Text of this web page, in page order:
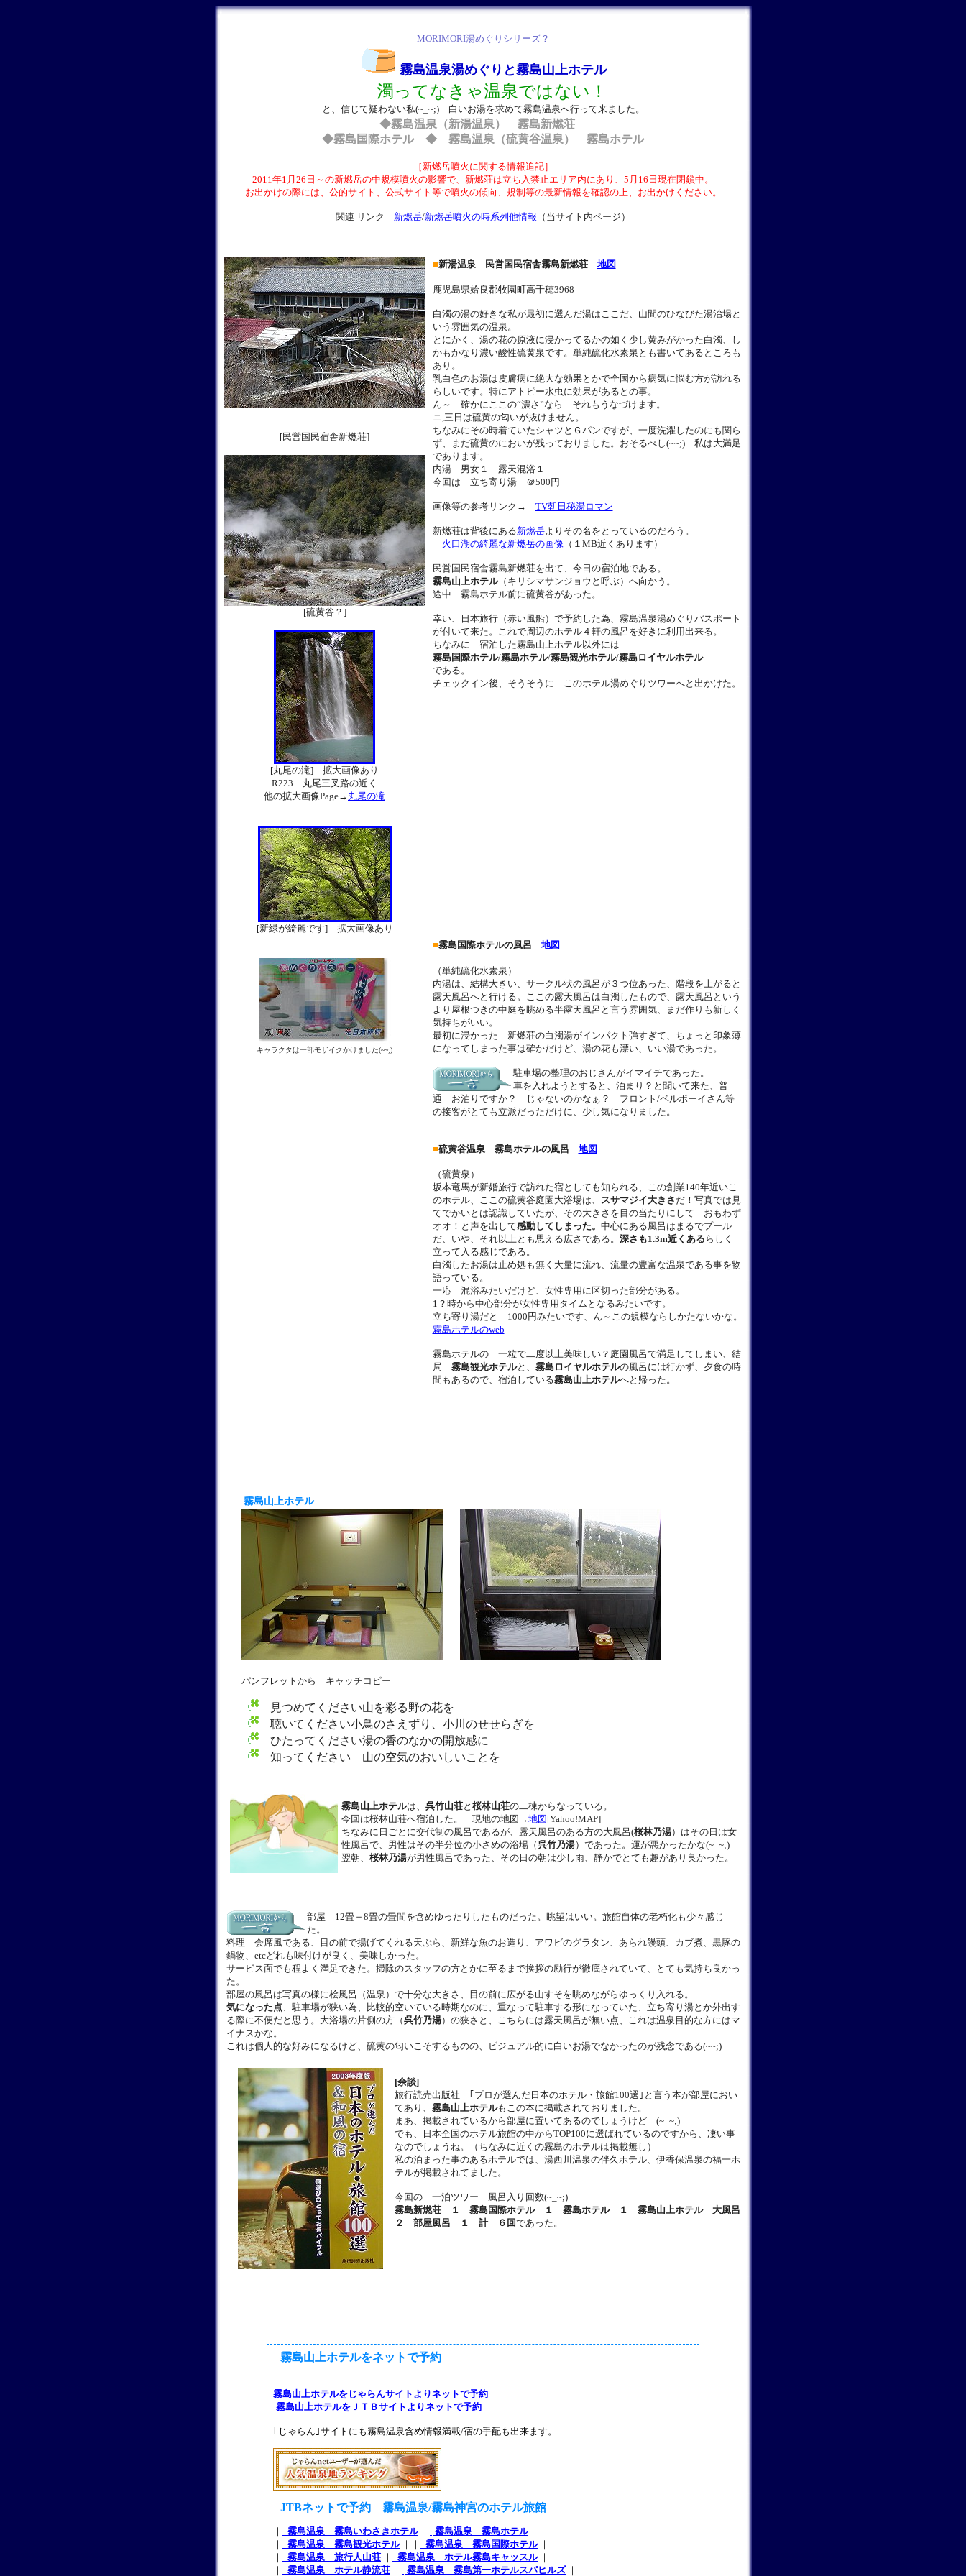
MORIMORI湯めぐりシリーズ？
霧島温泉湯めぐりと霧島山上ホテル
濁ってなきゃ温泉ではない！
と、信じて疑わない私(~_~;) 白いお湯を求めて霧島温泉へ行って来ました。
◆霧島温泉（新湯温泉） 霧島新燃荘
◆霧島国際ホテル ◆ 霧島温泉（硫黄谷温泉） 霧島ホテル
［新燃岳噴火に関する情報追記］
2011年1月26日～の新燃岳の中規模噴火の影響で、新燃荘は立ち入禁止エリア内にあり、5月16日現在閉鎖中。
お出かけの際には、公的サイト、公式サイト等で噴火の傾向、規制等の最新情報を確認の上、お出かけください。
関連 リンク 新燃岳/新燃岳噴火の時系列他情報 （当サイト内ページ）
[民営国民宿舎新燃荘]
[硫黄谷？]
[丸尾の滝] 拡大画像あり
R223 丸尾三叉路の近く
他の拡大画像Page→ 丸尾の滝
[新緑が綺麗です] 拡大画像あり
キャラクタは一部モザイクかけました(~~;)
■新湯温泉 民営国民宿舎霧島新燃荘 地図
鹿児島県姶良郡牧園町高千穂3968
白濁の湯の好きな私が最初に選んだ湯はここだ、山間のひなびた湯治場と
いう雰囲気の温泉。
とにかく、湯の花の原液に浸かってるかの如く少し黄みがかった白濁、し
かもかなり濃い酸性硫黄泉です。単純硫化水素泉とも書いてあるところも
あり。
乳白色のお湯は皮膚病に絶大な効果とかで全国から病気に悩む方が訪れる
らしいです。特にアトピー水虫に効果があるとの事。
ん～ 確かにここの“濃さ”なら それもうなづけます。
ニ,三日は硫黄の匂いが抜けません。
ちなみにその時着ていたシャツとＧパンですが、一度洗濯したのにも関ら
ず、まだ硫黄のにおいが残っておりました。おそるべし(~~;) 私は大満足
であります。
内湯 男女１ 露天混浴１
今回は 立ち寄り湯 ＠500円
画像等の参考リンク→ TV朝日秘湯ロマン
新燃荘は背後にある新燃岳よりその名をとっているのだろう。
火口湖の綺麗な新燃岳の画像（１MB近くあります）
民営国民宿舎霧島新燃荘を出て、今日の宿泊地である。
霧島山上ホテル（キリシマサンジョウと呼ぶ）へ向かう。
途中 霧島ホテル前に硫黄谷があった。
幸い、日本旅行（赤い風船）で予約した為、霧島温泉湯めぐりパスポート
が付いて来た。これで周辺のホテル４軒の風呂を好きに利用出来る。
ちなみに 宿泊した霧島山上ホテル以外には
霧島国際ホテル/霧島ホテル/霧島観光ホテル/霧島ロイヤルホテル
である。
チェックイン後、そうそうに このホテル湯めぐりツワーへと出かけた。
■霧島国際ホテルの風呂 地図
（単純硫化水素泉）
内湯は、結構大きい、サークル状の風呂が３つ位あった、階段を上がると
露天風呂へと行ける。ここの露天風呂は白濁したもので、露天風呂という
より屋根つきの中庭を眺める半露天風呂と言う雰囲気、まだ作りも新しく
気持ちがいい。
最初に浸かった 新燃荘の白濁湯がインパクト強すぎて、ちょっと印象薄
になってしまった事は確かだけど、湯の花も漂い、いい湯であった。
駐車場の整理のおじさんがイマイチであった。
車を入れようとすると、泊まり？と聞いて来た、普
通 お泊りですか？ じゃないのかなぁ？ フロント/ベルボーイさん等
の接客がとても立派だっただけに、少し気になりました。
■硫黄谷温泉 霧島ホテルの風呂 地図
（硫黄泉）
坂本竜馬が新婚旅行で訪れた宿としても知られる、この創業140年近いこ
のホテル、ここの硫黄谷庭園大浴場は、 スサマジイ大きさ だ！写真では見
てでかいとは認識していたが、その大きさを目の当たりにして おもわず
オオ！と声を出して感動してしまった。 中心にある風呂はまるでプール
だ、いや、それ以上とも思える広さである。 深さも1.3m近くある らしく
立って入る感じである。
白濁したお湯は止め処も無く大量に流れ、流量の豊富な温泉である事を物
語っている。
一応 混浴みたいだけど、女性専用に区切った部分がある。
1？時から中心部分が女性専用タイムとなるみたいです。
立ち寄り湯だと 1000円みたいです、ん～この規模ならしかたないかな。
霧島ホテルのweb
霧島ホテルの 一粒で二度以上美味しい？庭園風呂で満足してしまい、結
局 霧島観光ホテルと、 霧島ロイヤルホテルの風呂には行かず、夕食の時
間もあるので、宿泊している霧島山上ホテルへと帰った。
霧島山上ホテル
パンフレットから キャッチコピー
見つめてください山を彩る野の花を
聴いてください小鳥のさえずり、小川のせせらぎを
ひたってください湯の香のなかの開放感に
知ってください 山の空気のおいしいことを
霧島山上ホテルは、 呉竹山荘と 桜林山荘の二棟からなっている。
今回は桜林山荘へ宿泊した。 現地の地図→地図 [Yahoo!MAP]
ちなみに日ごとに交代制の風呂であるが、露天風呂のある方の大風呂(桜林乃湯）はその日は女
性風呂で、男性はその半分位の小さめの浴場（呉竹乃湯）であった。運が悪かったかな(~_~;)
翌朝、 桜林乃湯が男性風呂であった、その日の朝は少し雨、静かでとても趣があり良かった。
部屋 12畳＋8畳の畳間を含めゆったりしたものだった。眺望はいい。旅館自体の老朽化も少々感じ
た。
料理 会席風である、目の前で揚げてくれる天ぷら、新鮮な魚のお造り、アワビのグラタン、あられ饅頭、カブ煮、黒豚の
鍋物、etcどれも味付けが良く、美味しかった。
サービス面でも程よく満足できた。掃除のスタッフの方とかに至るまで挨拶の励行が徹底されていて、とても気持ち良かっ
た。
部屋の風呂は写真の様に桧風呂（温泉）で十分な大きさ、目の前に広がる山すそを眺めながらゆっくり入れる。
気になった点、駐車場が狭い為、比較的空いている時期なのに、重なって駐車する形になっていた、立ち寄り湯とか外出す
る際に不便だと思う。大浴場の片側の方（呉竹乃湯）の狭さと、こちらには露天風呂が無い点、これは温泉目的な方にはマ
イナスかな。
これは個人的な好みになるけど、硫黄の匂いこそするものの、ビジュアル的に白いお湯でなかったのが残念である(~~;)
[余談]
旅行読売出版社 ｢プロが選んだ日本のホテル・旅館100選｣と言う本が部屋におい
てあり、 霧島山上ホテルもこの本に掲載されておりました。
まあ、掲載されているから部屋に置いてあるのでしょうけど (~_~;)
でも、日本全国のホテル旅館の中からTOP100に選ばれているのですから、凄い事
なのでしょうね。（ちなみに近くの霧島のホテルは掲載無し）
私の泊まった事のあるホテルでは、湯西川温泉の伴久ホテル、伊香保温泉の福一ホ
テルが掲載されてました。
今回の 一泊ツワー 風呂入り回数(~_~;)
霧島新燃荘 １ 霧島国際ホテル １ 霧島ホテル １ 霧島山上ホテル 大風呂
２ 部屋風呂 １ 計 ６回であった。